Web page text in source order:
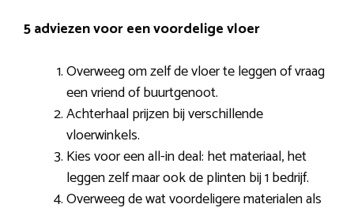
5 adviezen voor een voordelige vloer
Overweeg om zelf de vloer te leggen of vraag
een vriend of buurtgenoot.
Achterhaal prijzen bij verschillende
vloerwinkels.
Kies voor een all-in deal: het materiaal, het
leggen zelf maar ook de plinten bij 1 bedrijf.
Overweeg de wat voordeligere materialen als